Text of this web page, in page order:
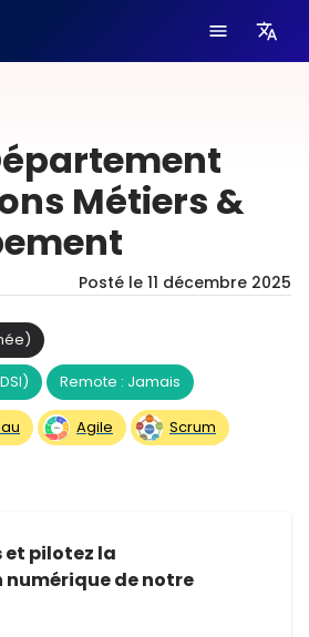
Métiers &
Posté le 11 décembre 2025
Remote : Jamais
Agile
Scrum
et pilotez la
de notre